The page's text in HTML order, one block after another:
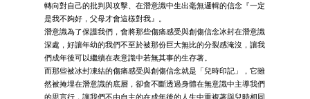
轉向對自己的批判與攻擊、在潛意識中生出毫無邏輯的信念『一定
是我不夠好，父母才會這樣對我』。
潛意識為了保護我們，會將那些傷痛感受與創傷信念冰封在潛意識
深處，好讓年幼的我們不至於被那份巨大無比的分裂感淹沒，讓我
們成年後可以繼續在表意識中若無其事的生存著。
而那些被冰封凍結的傷痛感受與創傷信念就是「兒時印記」，它雖
然被掩埋在潛意識的底層，卻會不斷透過身體在無意識中主導我們
的思言行，讓我們不由自主的在成年後的人生中重複著與兒時相同